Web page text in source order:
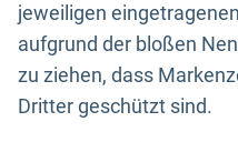
jeweiligen
aufgrund der bloßen
zu ziehen, dass
Dritter geschützt sind.